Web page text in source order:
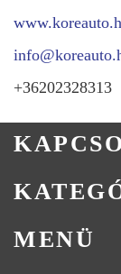
+36202328313
MENÜ